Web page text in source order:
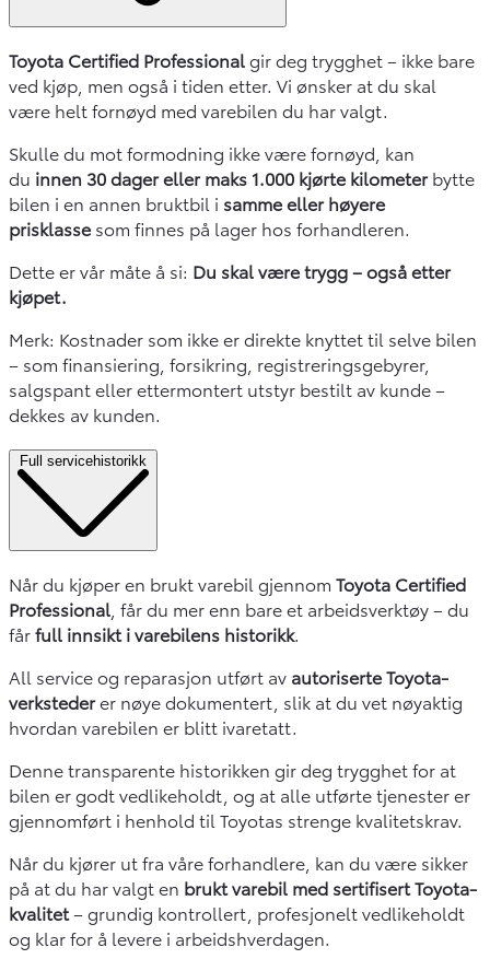
Toyota Certified Professionalgir deg trygghet – ikke bare
ved kjøp, men også i tiden etter. Vi ønsker at du skal
være helt fornøyd med varebilen du har valgt.
Skulle du mot formodning ikke være fornøyd, kan
du innen 30 dager eller maks 1.000 kjørte kilometerbytte
bilen i en annen bruktbil i samme eller høyere
prisklassesom finnes på lager hos forhandleren.
Dette er vår måte å si: Du skal være trygg – også etter
kjøpet.
Merk: Kostnader som ikke er direkte knyttet til selve bilen
– som finansiering, forsikring, registreringsgebyrer,
salgspant eller ettermontert utstyr bestilt av kunde –
dekkes av kunden.
Full servicehistorikk
Når du kjøper en brukt varebil gjennom Toyota Certified
Professional , får du mer enn bare et arbeidsverktøy – du
fårfull innsikt i varebilens historikk.
All service og reparasjon utført av autoriserte Toyota-
verkstederer nøye dokumentert, slik at du vet nøyaktig
hvordan varebilen er blitt ivaretatt.
Denne transparente historikken gir deg trygghet for at
bilen er godt vedlikeholdt, og at alle utførte tjenester er
gjennomført i henhold til Toyotas strenge kvalitetskrav.
Når du kjører ut fra våre forhandlere, kan du være sikker
på at du har valgt en brukt varebil med sertifisert Toyota-
kvalitet– grundig kontrollert, profesjonelt vedlikeholdt
og klar for å levere i arbeidshverdagen.